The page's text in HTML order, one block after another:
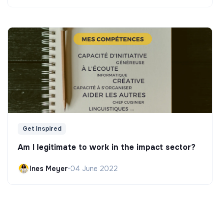
Get Inspired
Am I legitimate to work in the impact sector?
Ines Meyer•04 June 2022